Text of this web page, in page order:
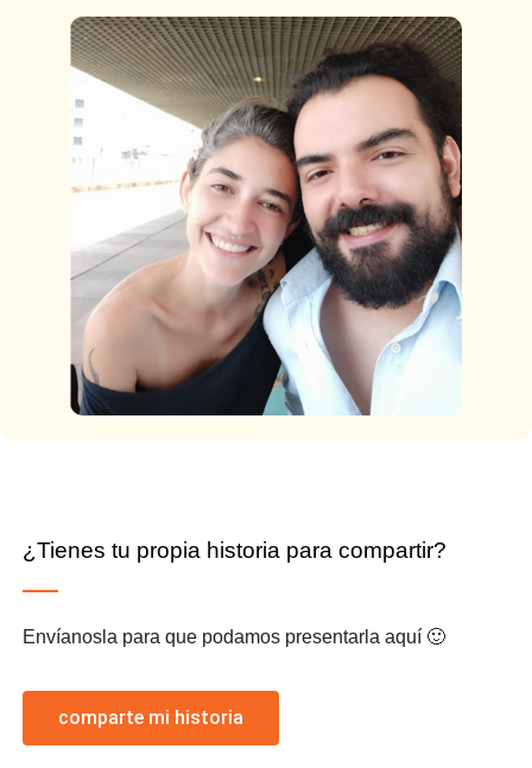
¿Tienes tu propia historia para compartir?
Envíanosla para que podamos presentarla aquí 🙂
comparte mi historia